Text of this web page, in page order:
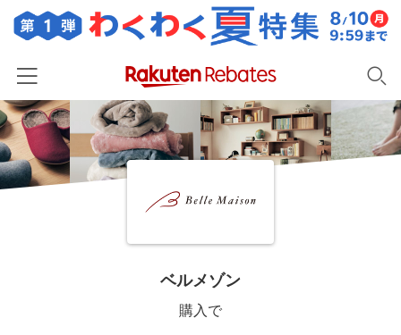
ホーム
カテゴリー一覧
リーベイツ注目ストア
ベルメゾン
購入で